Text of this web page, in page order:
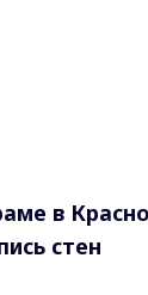
в
стен